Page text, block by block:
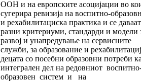
ООН и на европските асоцијации во
сугерира ревизија на воспитно-
и рехабилитациска практика и се даваат
разни критериуми, стандарди и модели
развој и унапредување на сервисните
служби, за образование и
децата со посебни образовни потреби
интегрален дел на редовниот
образовен систем и на